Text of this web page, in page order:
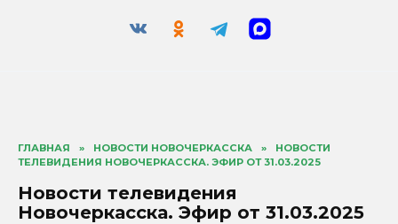
ГЛАВНАЯ » НОВОСТИ НОВОЧЕРКАССКА »
НОВОСТИ
ТЕЛЕВИДЕНИЯ НОВОЧЕРКАССКА. ЭФИР ОТ 31.03.2025
Новости телевидения
Новочеркасска. Эфир от 31.03.2025